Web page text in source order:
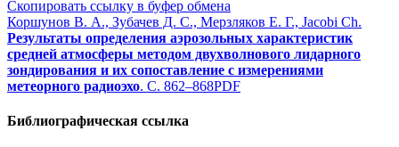
Скопировать ссылку в буфер обмена
Коршунов В. А., Зубачев Д. С., Мерзляков Е. Г., Jacobi Ch.
Результаты определения аэрозольных характеристик
средней атмосферы методом двухволнового лидарного
зондирования и их сопоставление с измерениями
метеорного радиоэхо. С. 862–868PDF
Библиографическая ссылка